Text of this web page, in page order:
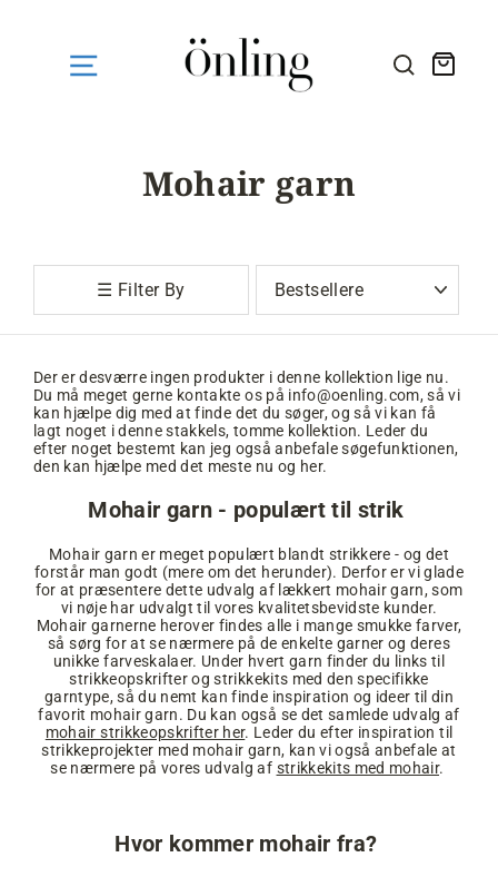
SØG HER
Mohair garn
☰ Filter By
Der er desværre ingen produkter i denne kollektion lige nu.
Du må meget gerne kontakte os på info@oenling.com, så vi
kan hjælpe dig med at finde det du søger, og så vi kan få
lagt noget i denne stakkels, tomme kollektion. Leder du
efter noget bestemt kan jeg også anbefale søgefunktionen,
den kan hjælpe med det meste nu og her.
Mohair garn - populært til strik
Mohair garn er meget populært blandt strikkere - og det
forstår man godt (mere om det herunder). Derfor er vi glade
for at præsentere dette udvalg af lækkert mohair garn, som
vi nøje har udvalgt til vores kvalitetsbevidste kunder.
Mohair garnerne herover findes alle i mange smukke farver,
så sørg for at se nærmere på de enkelte garner og deres
unikke farveskalaer. Under hvert garn finder du links til
strikkeopskrifter og strikkekits med den specifikke
garntype, så du nemt kan finde inspiration og ideer til din
favorit mohair garn. Du kan også se det samlede udvalg af
mohair strikkeopskrifter her. Leder du efter inspiration til
strikkeprojekter med mohair garn, kan vi også anbefale at
se nærmere på vores udvalg af strikkekits med mohair.
Hvor kommer mohair fra?